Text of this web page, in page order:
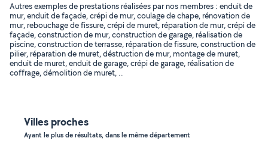
Autres exemples de prestations réalisées par nos membres : enduit de
mur, enduit de façade, crépi de mur, coulage de chape, rénovation de
mur, rebouchage de fissure, crépi de muret, réparation de mur, crépi de
façade, construction de mur, construction de garage, réalisation de
piscine, construction de terrasse, réparation de fissure, construction de
pilier, réparation de muret, déstruction de mur, montage de muret,
enduit de muret, enduit de garage, crépi de garage, réalisation de
coffrage, démolition de muret, ..
Villes proches
Ayant le plus de résultats, dans le même département